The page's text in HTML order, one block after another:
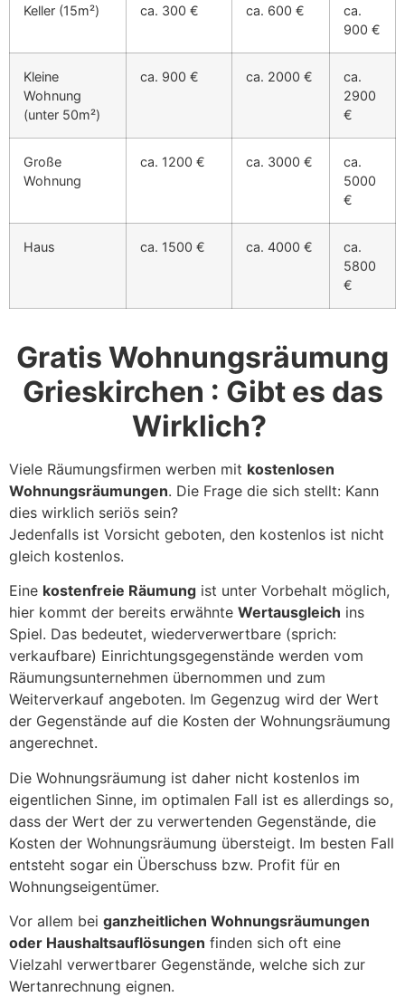
Keller (15m²) ca. 300 € ca. 600 €
ca.
900 €
Kleine
Wohnung
(unter 50m²)
ca. 900 € ca. 2000 €
ca.
2900
€
Große
Wohnung
ca. 1200 € ca. 3000 €
ca.
5000
€
Haus ca. 1500 € ca. 4000 €
ca.
5800
€
Gratis Wohnungsräumung
Grieskirchen : Gibt es das
Wirklich?
Viele Räumungsfirmen werben mit kostenlosen
Wohnungsräumungen. Die Frage die sich stellt: Kann
dies wirklich seriös sein?
Jedenfalls ist Vorsicht geboten, den kostenlos ist nicht
gleich kostenlos.
Eine kostenfreie Räumung ist unter Vorbehalt möglich,
hier kommt der bereits erwähnte Wertausgleich ins
Spiel. Das bedeutet, wiederverwertbare (sprich:
verkaufbare) Einrichtungsgegenstände werden vom
Räumungsunternehmen übernommen und zum
Weiterverkauf angeboten. Im Gegenzug wird der Wert
der Gegenstände auf die Kosten der Wohnungsräumung
angerechnet.
Die Wohnungsräumung ist daher nicht kostenlos im
eigentlichen Sinne, im optimalen Fall ist es allerdings so,
dass der Wert der zu verwertenden Gegenstände, die
Kosten der Wohnungsräumung übersteigt. Im besten Fall
entsteht sogar ein Überschuss bzw. Profit für en
Wohnungseigentümer.
Vor allem bei ganzheitlichen Wohnungsräumungen
oder Haushaltsauflösungen finden sich oft eine
Vielzahl verwertbarer Gegenstände, welche sich zur
Wertanrechnung eignen.